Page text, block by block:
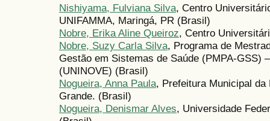
Nishiyama, Fulviana Silva, Centro
UNIFAMMA, Maringá, PR (Brasil)
Nobre, Erika Aline Queiroz, Centro
Nobre, Suzy Carla Silva, Programa de
Gestão em Sistemas de Saúde (PMPA-GSS)
(UNINOVE) (Brasil)
Nogueira, Anna Paula, Prefeitura Municipal
Grande. (Brasil)
Nogueira, Denismar Alves, Universidade